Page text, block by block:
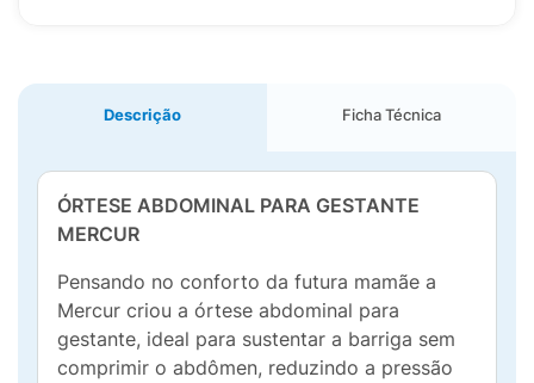
Descrição Ficha Técnica
ÓRTESE ABDOMINAL PARA GESTANTE
MERCUR
Pensando no conforto da futura mamãe a
Mercur criou a órtese abdominal para
gestante, ideal para sustentar a barriga sem
comprimir o abdômen, reduzindo a pressão